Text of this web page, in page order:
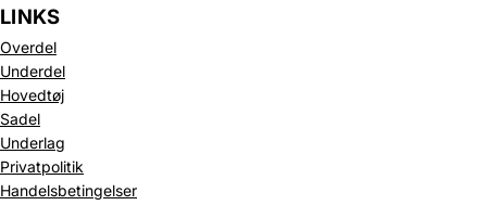
LINKS
Overdel
Underdel
Hovedtøj
Sadel
Underlag
Privatpolitik
Handelsbetingelser
Politik om beskyttelse af persondata
Refusionspolitik